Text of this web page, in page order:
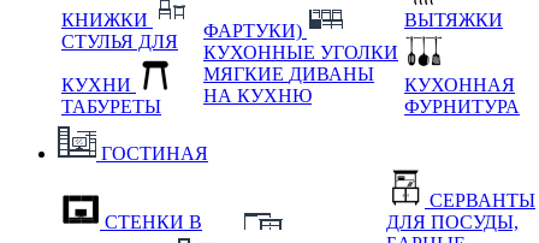
КНИЖКИ
СТУЛЬЯ ДЛЯ
КУХНИ
ТАБУРЕТЫ
ФАРТУКИ)
КУХОННЫЕ УГОЛКИ
МЯГКИЕ ДИВАНЫ
НА КУХНЮ
ВЫТЯЖКИ
КУХОННАЯ
ФУРНИТУРА
ГОСТИНАЯ
СТЕНКИ В
СЕРВАНТЫ
ДЛЯ ПОСУДЫ,